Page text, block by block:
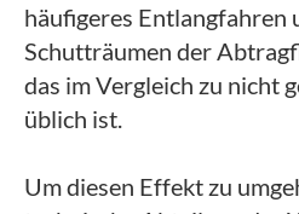
häufigeres Entlangfahren
Schutträumen der
das im Vergleich zu nicht
üblich ist.
Um diesen Effekt zu